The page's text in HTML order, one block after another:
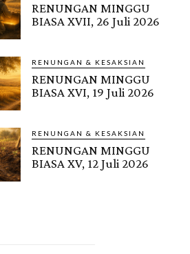
RENUNGAN MINGGU
BIASA XVII, 26 Juli 2026
RENUNGAN & KESAKSIAN
RENUNGAN MINGGU
BIASA XVI, 19 Juli 2026
RENUNGAN & KESAKSIAN
RENUNGAN MINGGU
BIASA XV, 12 Juli 2026